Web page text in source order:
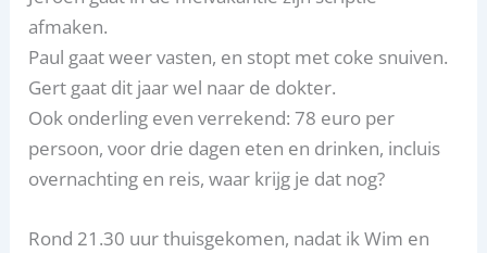
afmaken.
Paul gaat weer vasten, en stopt met coke snuiven.
Gert gaat dit jaar wel naar de dokter.
Ook onderling even verrekend: 78 euro per
persoon, voor drie dagen eten en drinken, incluis
overnachting en reis, waar krijg je dat nog?
Rond 21.30 uur thuisgekomen, nadat ik Wim en